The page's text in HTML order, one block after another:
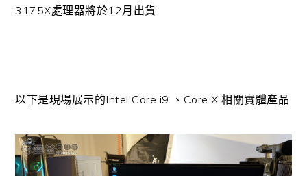
3175X處理器將於12月出貨
以下是現場展示的Intel Core i9 、Core X 相關實體產品